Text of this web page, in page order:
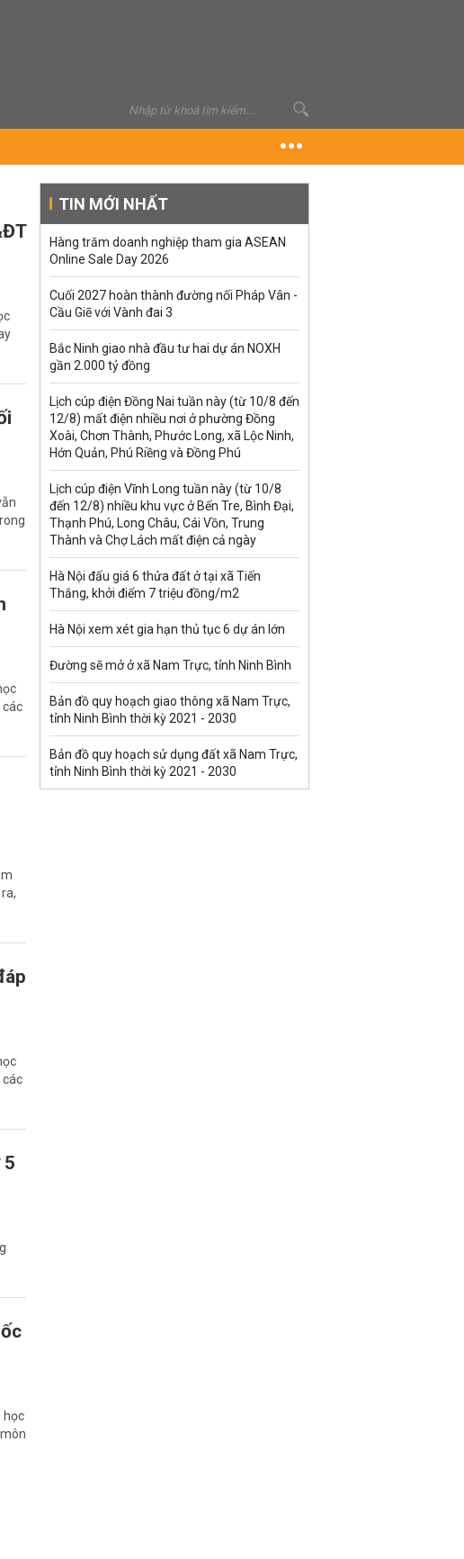
các
các
học
TIN MỚI NHẤT
Hàng trăm doanh nghiệp tham gia ASEAN
Online Sale Day 2026
Cuối 2027 hoàn thành đường nối Pháp Vân -
Cầu Giẽ với Vành đai 3
Bắc Ninh giao nhà đầu tư hai dự án NOXH
gần 2.000 tỷ đồng
Lịch cúp điện Đồng Nai tuần này (từ 10/8 đến
12/8) mất điện nhiều nơi ở phường Đồng
Xoài, Chơn Thành, Phước Long, xã Lộc Ninh,
Hớn Quản, Phú Riềng và Đồng Phú
Lịch cúp điện Vĩnh Long tuần này (từ 10/8
đến 12/8) nhiều khu vực ở Bến Tre, Bình Đại,
Thạnh Phú, Long Châu, Cái Vồn, Trung
Thành và Chợ Lách mất điện cả ngày
Hà Nội đấu giá 6 thửa đất ở tại xã Tiến
Thắng, khởi điểm 7 triệu đồng/m2
Hà Nội xem xét gia hạn thủ tục 6 dự án lớn
Đường sẽ mở ở xã Nam Trực, tỉnh Ninh Bình
Bản đồ quy hoạch giao thông xã Nam Trực,
tỉnh Ninh Bình thời kỳ 2021 - 2030
Bản đồ quy hoạch sử dụng đất xã Nam Trực,
tỉnh Ninh Bình thời kỳ 2021 - 2030